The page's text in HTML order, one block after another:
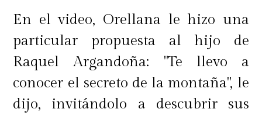
En el video, Orellana le hizo una
particular propuesta al hijo de
Raquel Argandoña: "Te llevo a
conocer el secreto de la montaña", le
dijo, invitándolo a descubrir sus